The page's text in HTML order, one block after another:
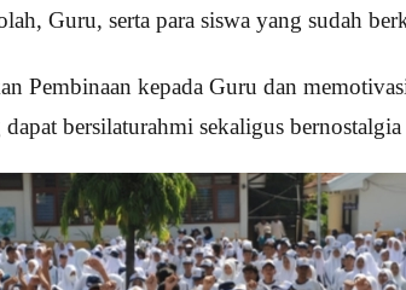
Guru, serta para siswa yang sudah
Pembinaan kepada Guru dan
dapat bersilaturahmi sekaligus